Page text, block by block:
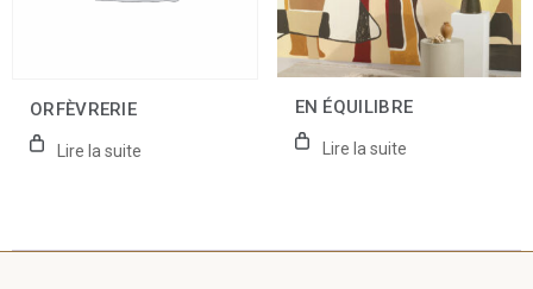
ORFÈVRERIE
Lire la suite
EN ÉQUILIBRE
Lire la suite